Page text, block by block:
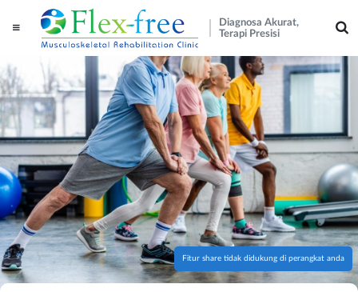
Diagnosa Akurat,
Terapi Presisi
Fitur share tidak didukung di perangkat anda